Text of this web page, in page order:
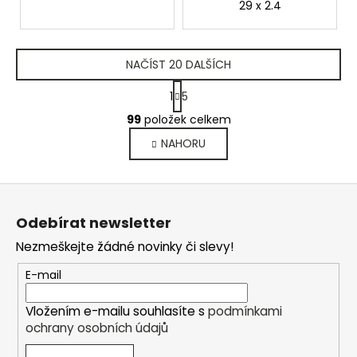
29 x 2.4
O
v
l
á
d
p
r
v
k
y
NAČÍST 20 DALŠÍCH
S
t
r
á
n
k
1 5
99položek celkem
NAHORU
Z
Odebírat newsletter
Nezmeškejte žádné novinky či slevy!
E-mail
Vložením e-mailu souhlasíte s podmínkami
ochrany osobních údajů